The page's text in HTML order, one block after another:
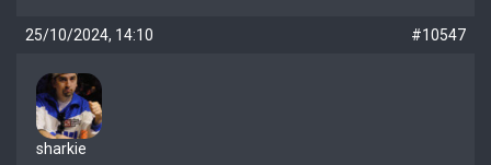
25/10/2024, 14:10 #10547
sharkie